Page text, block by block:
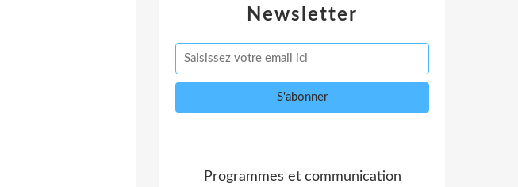
Newsletter
Programmes et communication